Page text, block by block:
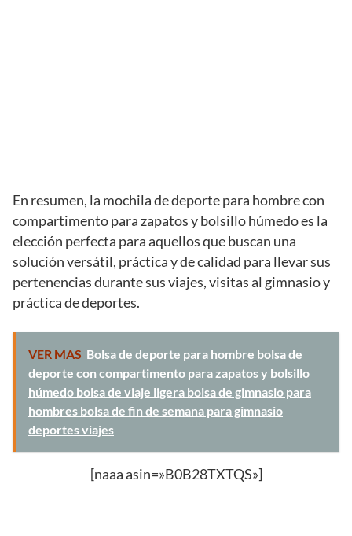
En resumen, la mochila de deporte para hombre con
compartimento para zapatos y bolsillo húmedo es la
elección perfecta para aquellos que buscan una
solución versátil, práctica y de calidad para llevar sus
pertenencias durante sus viajes, visitas al gimnasio y
práctica de deportes.
VER MAS Bolsa de deporte para hombre bolsa de
deporte con compartimento para zapatos y bolsillo
húmedo bolsa de viaje ligera bolsa de gimnasio para
hombres bolsa de fin de semana para gimnasio
deportes viajes
[naaa asin=»B0B28TXTQS»]